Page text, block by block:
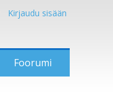
Kirjaudu sisään
Foorumi